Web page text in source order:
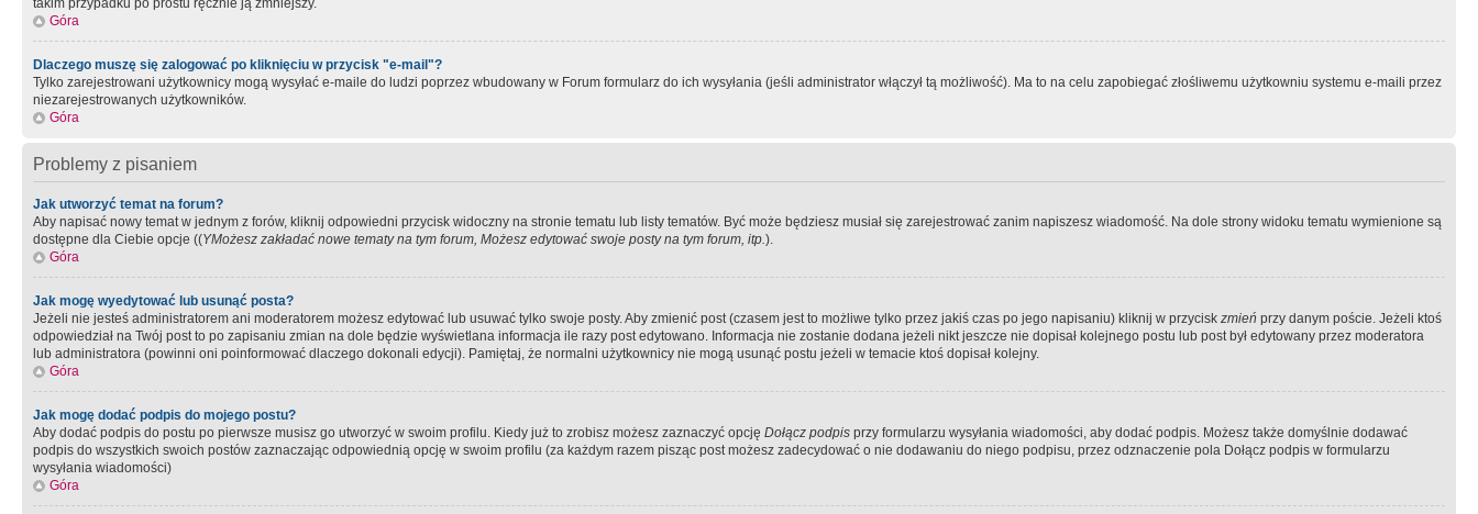
takim przypadku po prostu ręcznie ją zmniejszy.
Góra
Dlaczego muszę się zalogować po kliknięciu w przycisk "e-mail"?
Tylko zarejestrowani użytkownicy mogą wysyłać e-maile do ludzi poprzez wbudowany w Forum formularz do ich wysyłania (jeśli administrator włączył tą możliwość). Ma to na celu zapobiegać złośliwemu użytkowniu systemu e-maili przez
niezarejestrowanych użytkowników.
Góra
Problemy z pisaniem
Jak utworzyć temat na forum?
Aby napisać nowy temat w jednym z forów, kliknij odpowiedni przycisk widoczny na stronie tematu lub listy tematów. Być może będziesz musiał się zarejestrować zanim napiszesz wiadomość. Na dole strony widoku tematu wymienione są
dostępne dla Ciebie opcje ((YMożesz zakładać nowe tematy na tym forum, Możesz edytować swoje posty na tym forum, itp.).
Góra
Jak mogę wyedytować lub usunąć posta?
Jeżeli nie jesteś administratorem ani moderatorem możesz edytować lub usuwać tylko swoje posty. Aby zmienić post (czasem jest to możliwe tylko przez jakiś czas po jego napisaniu) kliknij w przycisk zmień przy danym poście. Jeżeli ktoś
odpowiedział na Twój post to po zapisaniu zmian na dole będzie wyświetlana informacja ile razy post edytowano. Informacja nie zostanie dodana jeżeli nikt jeszcze nie dopisał kolejnego postu lub post był edytowany przez moderatora
lub administratora (powinni oni poinformować dlaczego dokonali edycji). Pamiętaj, że normalni użytkownicy nie mogą usunąć postu jeżeli w temacie ktoś dopisał kolejny.
Góra
Jak mogę dodać podpis do mojego postu?
Aby dodać podpis do postu po pierwsze musisz go utworzyć w swoim profilu. Kiedy już to zrobisz możesz zaznaczyć opcję Dołącz podpis przy formularzu wysyłania wiadomości, aby dodać podpis. Możesz także domyślnie dodawać
podpis do wszystkich swoich postów zaznaczając odpowiednią opcję w swoim profilu (za każdym razem pisząc post możesz zadecydować o nie dodawaniu do niego podpisu, przez odznaczenie pola Dołącz podpis w formularzu
wysyłania wiadomości)
Góra